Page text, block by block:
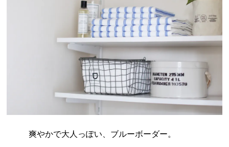
爽やかで大人っぽい、ブルーボーダー。